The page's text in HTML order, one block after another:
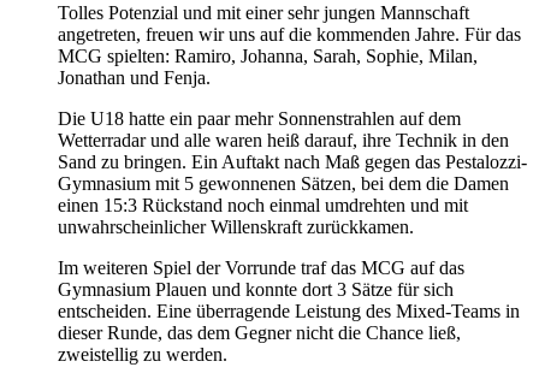
Tolles Potenzial und mit einer sehr jungen Mannschaft
angetreten, freuen wir uns auf die kommenden Jahre. Für das
MCG spielten: Ramiro, Johanna, Sarah, Sophie, Milan,
Jonathan und Fenja.
Die U18 hatte ein paar mehr Sonnenstrahlen auf dem
Wetterradar und alle waren heiß darauf, ihre Technik in den
Sand zu bringen. Ein Auftakt nach Maß gegen das Pestalozzi-
Gymnasium mit 5 gewonnenen Sätzen, bei dem die Damen
einen 15:3 Rückstand noch einmal umdrehten und mit
unwahrscheinlicher Willenskraft zurückkamen.
Im weiteren Spiel der Vorrunde traf das MCG auf das
Gymnasium Plauen und konnte dort 3 Sätze für sich
entscheiden. Eine überragende Leistung des Mixed-Teams in
dieser Runde, das dem Gegner nicht die Chance ließ,
zweistellig zu werden.